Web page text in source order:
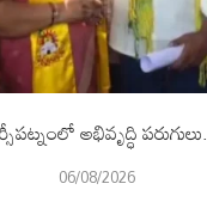
అభివృద్ధి పరుగులు.
06/08/2026